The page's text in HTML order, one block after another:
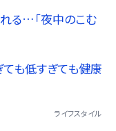
る…「夜中のこむ
ても低すぎても健康
ライフスタイル